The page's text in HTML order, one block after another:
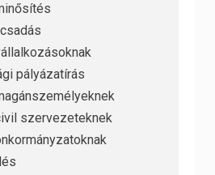
pályázatírás
szervezeteknek